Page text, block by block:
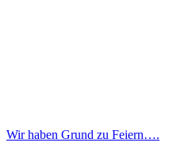
Wir haben Grund zu Feiern….